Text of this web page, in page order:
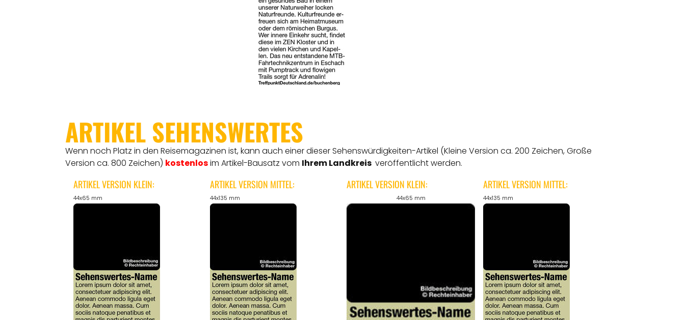
ARTIKEL SEHENSWERTES
Wenn noch Platz in den Reisemagazinen ist, kann auch einer dieser Sehenswürdigkeiten-Artikel (Kleine Version ca. 200 Zeichen, Große
Version ca. 800 Zeichen) kostenlosim Artikel-Bausatz vom Ihrem Landkreis veröffentlicht werden.
ARTIKEL VERSION KLEIN:
44x65 mm
ARTIKEL VERSION MITTEL:
44x135 mm
ARTIKEL VERSION KLEIN:
44x65 mm
ARTIKEL VERSION MITTEL:
44x135 mm